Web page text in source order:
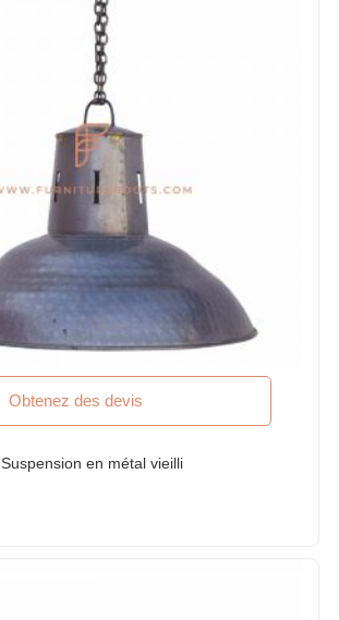
Obtenez des devis
Suspension en métal vieilli